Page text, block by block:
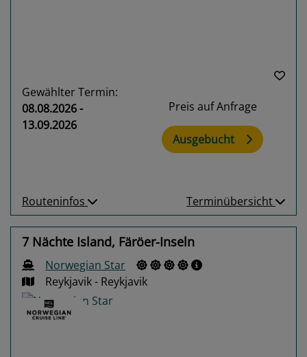
Gewählter Termin:
08.08.2026 -
13.09.2026
Preis auf Anfrage
Ausgebucht
Routeninfos Terminübersicht
7 Nächte Island, Färöer-Inseln
Norwegian Star
Reykjavik - Reykjavik